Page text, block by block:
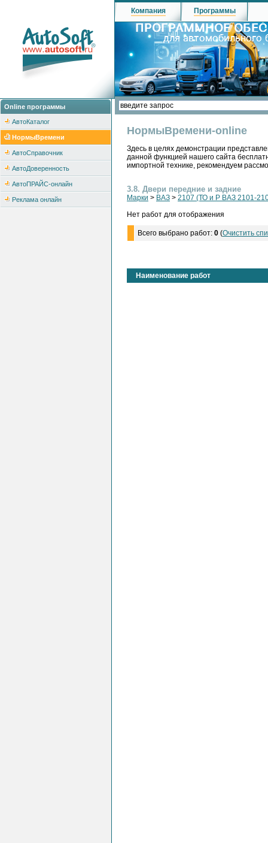
Online программы
АвтоКаталог
НормыВремени
АвтоСправочник
АвтоДоверенность
АвтоПРАЙС-онлайн
Реклама онлайн
Компания Программы
НормыВремени-online
Здесь в целях демонстрации
данной функцией нашего сайта
импортной технике, рекомендуем
3.8. Двери передние и задние
Марки > ВАЗ > 2107 (ТО и Р ВАЗ 2101-
Нет работ для отображения
Всего выбрано работ: 0 (Очистить
Наименование работ